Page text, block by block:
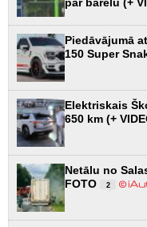
Piedāvājumā
150 Super
Elektriskais
650 km (+
Netālu no
FOTO
2